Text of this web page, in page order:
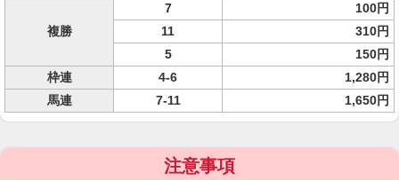
複勝
7
100円
11
310円
5
150円
枠連
4-6
1,280円
馬連
7-11 1,650円
注意事項